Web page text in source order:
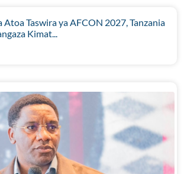
Taswira ya AFCON 2027, Tanzania
Kimat...